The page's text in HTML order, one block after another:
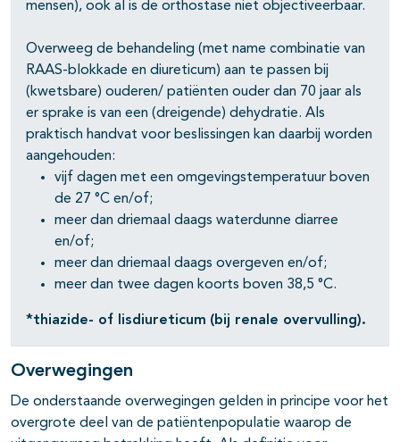
mensen), ook al is de orthostase niet objectiveerbaar.
Overweeg de behandeling (met name combinatie van
RAAS-blokkade en diureticum) aan te passen bij
(kwetsbare) ouderen/ patiënten ouder dan 70 jaar als
er sprake is van een (dreigende) dehydratie. Als
praktisch handvat voor beslissingen kan daarbij worden
aangehouden:
vijf dagen met een omgevingstemperatuur boven
de 27 °C en/of;
meer dan driemaal daags waterdunne diarree
en/of;
meer dan driemaal daags overgeven en/of;
meer dan twee dagen koorts boven 38,5 °C.
*thiazide- of lisdiureticum (bij renale overvulling).
Overwegingen
De onderstaande overwegingen gelden in principe voor het
overgrote deel van de patiëntenpopulatie waarop de